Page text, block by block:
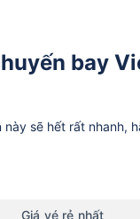
bay
sẽ hết rất nhanh,
Giá vé rẻ nhất